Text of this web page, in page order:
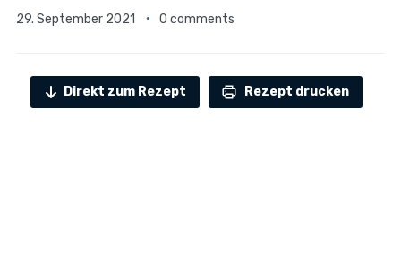
29. September 2021 0 comments
Direkt zum Rezept Rezept drucken